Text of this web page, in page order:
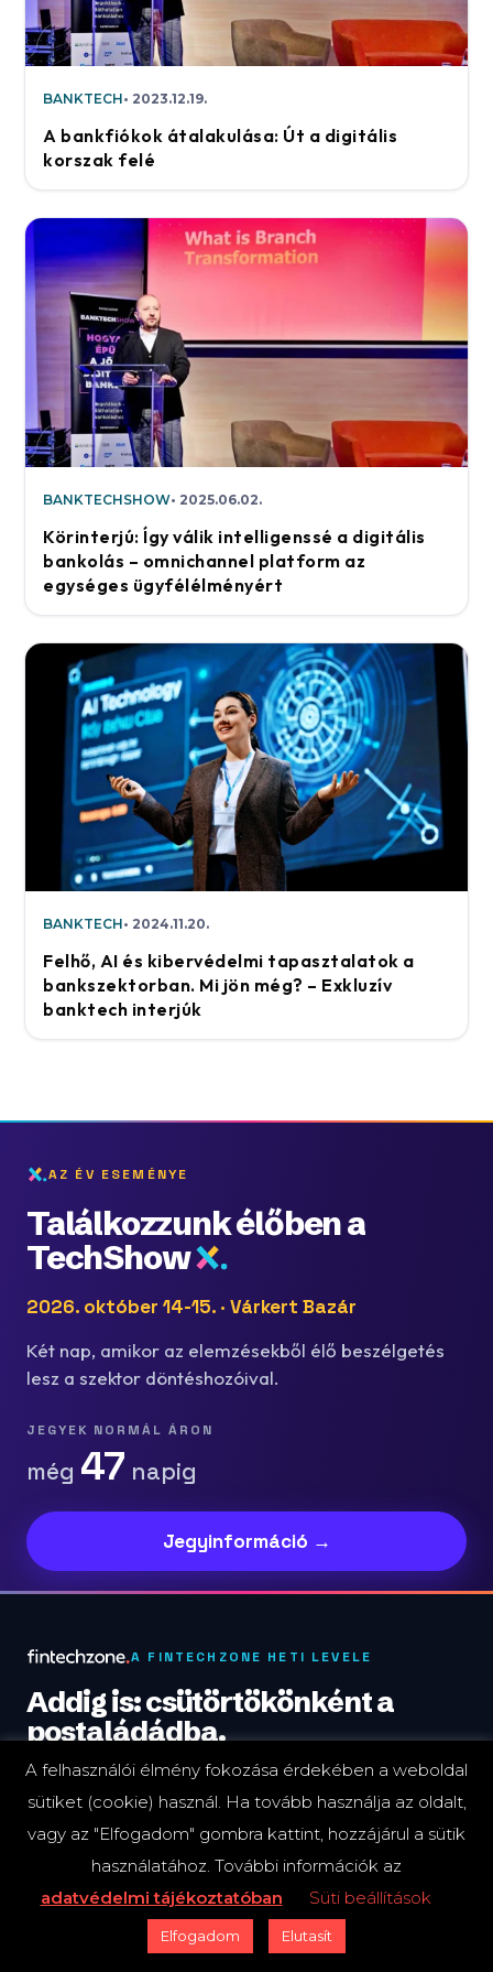
BANKTECH 2023.12.19.
A bankfiókok átalakulása: Út a digitális
korszak felé
BANKTECHSHOW 2025.06.02.
Körinterjú: Így válik intelligenssé a digitális
bankolás – omnichannel platform az
egységes ügyfélélményért
BANKTECH 2024.11.20.
Felhő, AI és kibervédelmi tapasztalatok a
bankszektorban. Mi jön még? – Exkluzív
banktech interjúk
AZ ÉV ESEMÉNYE
Találkozzunk élőben a
TechShow
2026. október 14-15. · Várkert Bazár
Két nap, amikor az elemzésekből élő beszélgetés
lesz a szektor döntéshozóival.
JEGYEK NORMÁL ÁRON
még 47 napig
Jegyinformáció →
A FINTECHZONE HETI LEVELE
Addig is: csütörtökönként a
postaládádba.
A hét fontos fejleményei, lefordítva arra, mit
érdemes lépned. Kb. 4 perc.
A FINTECHZONE SZERKESZTŐSÉGE KÜLDI.
MUNKAHELYI E-MAIL CÍM
A felhasználói élmény fokozása érdekében a weboldal
sütiket (cookie) használ. Ha tovább használja az oldalt,
vagy az "Elfogadom" gombra kattint, hozzájárul a sütik
használatához. További információk az
adatvédelmi tájékoztatóban
Süti beállítások
Elfogadom Elutasít